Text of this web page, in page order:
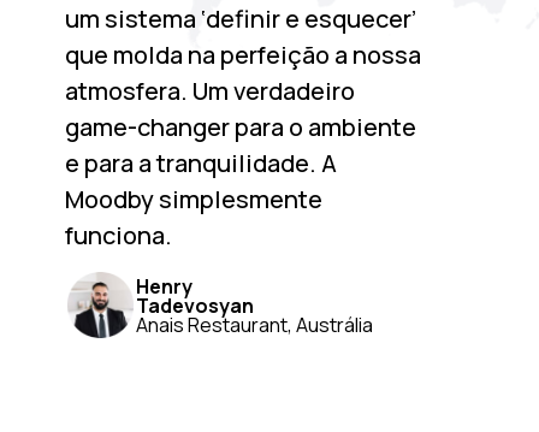
um sistema ‘definir e esquecer’
que molda na perfeição a nossa
atmosfera. Um verdadeiro
game-changer para o ambiente
e para a tranquilidade. A
Moodby simplesmente
funciona.
Henry
Tadevosyan
Anais Restaurant, Austrália